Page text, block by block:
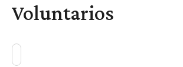
Voluntarios